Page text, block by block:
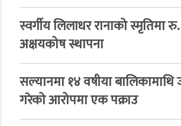
स्वर्गीय लिलाधर रानाको स्मृतिमा
अक्षयकोष स्थापना
सल्यानमा १४ वषीया बालिकामाथि
गरेको आरोपमा एक पक्राउ